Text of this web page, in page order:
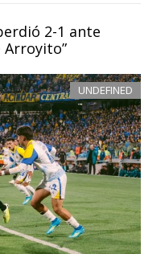
2-1 ante
Arroyito”
UNDEFINED